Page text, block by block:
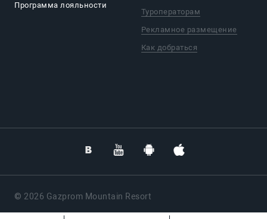
Программа лояльности
Туроператорам
Рекламное размещение
Как добраться
© 2026 Gazprom Mountain Resort